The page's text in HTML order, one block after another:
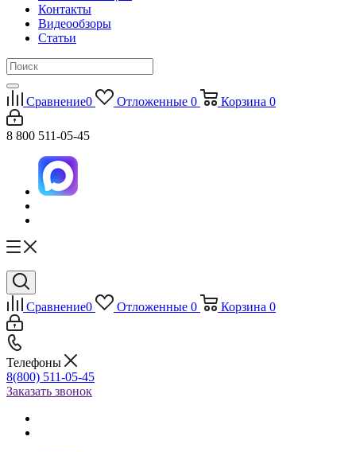
Контакты
Видеообзоры
Статьи
Сравнение0 Отложенные 0 Корзина 0
8 800 511-05-45
Сравнение0 Отложенные 0 Корзина 0
Телефоны
8(800) 511-05-45
Заказать звонок